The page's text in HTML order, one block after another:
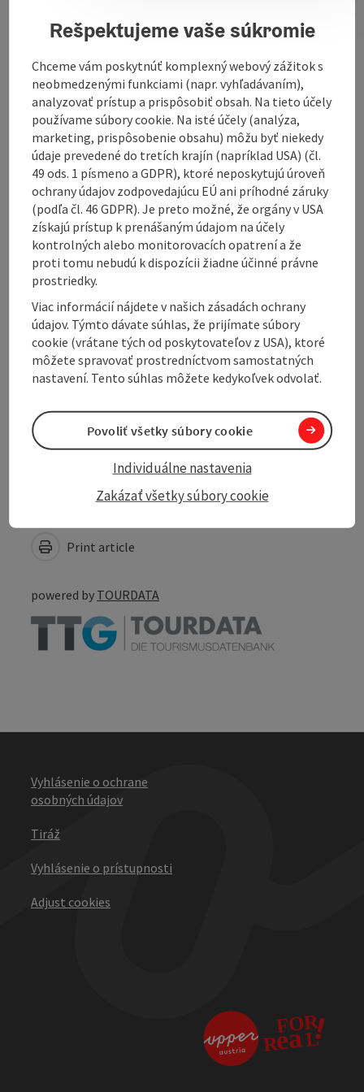
Contact
Opening hours
Arrival
Prices
Suitability
Accessibility
Create PDF
Print article
powered by TOURDATA
Vyhlásenie o ochrane
osobných údajov
Tiráž
Vyhlásenie o prístupnosti
Adjust cookies
Rešpektujeme vaše súkromie
Chceme vám poskytnúť komplexný webový zážitok s
neobmedzenými funkciami (napr. vyhľadávaním),
analyzovať prístup a prispôsobiť obsah. Na tieto účely
používame súbory cookie. Na isté účely (analýza,
marketing, prispôsobenie obsahu) môžu byť niekedy
údaje prevedené do tretích krajín (napríklad USA) (čl.
49 ods. 1 písmeno a GDPR), ktoré neposkytujú úroveň
ochrany údajov zodpovedajúcu EÚ ani príhodné záruky
(podľa čl. 46 GDPR). Je preto možné, že orgány v USA
získajú prístup k prenášaným údajom na účely
kontrolných alebo monitorovacích opatrení a že
proti tomu nebudú k dispozícii žiadne účinné právne
prostriedky.
Viac informácií nájdete v našich zásadách ochrany
údajov. Týmto dávate súhlas, že prijímate súbory
cookie (vrátane tých od poskytovateľov z USA), ktoré
môžete spravovať prostredníctvom samostatných
nastavení. Tento súhlas môžete kedykoľvek odvolať.
Zakázať všetky súbory cookie
Individuálne nastavenia
Povoliť všetky súbory cookie